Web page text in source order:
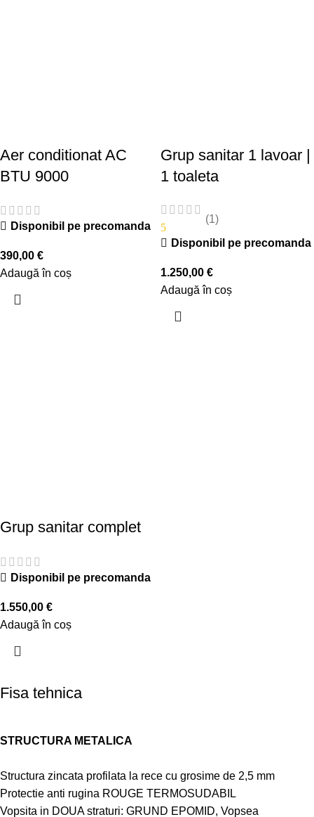
Aer conditionat AC
BTU 9000
Disponibil pe precomanda
390,00 €
Adaugă în coș
Grup sanitar 1 lavoar |
1 toaleta
5
(1)
Disponibil pe precomanda
1.250,00 €
Adaugă în coș
Grup sanitar complet
Disponibil pe precomanda
1.550,00 €
Adaugă în coș
Fisa tehnica
STRUCTURA METALICA
Structura zincata profilata la rece cu grosime de 2,5 mm
Protectie anti rugina ROUGE TERMOSUDABIL
Vopsita in DOUA straturi: GRUND EPOMID, Vopsea